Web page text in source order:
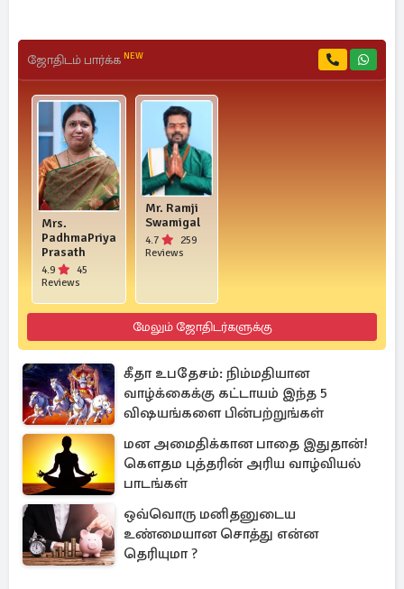
ஜோதிடம் பார்க்க NEW
Mrs.
PadhmaPriya
Prasath
4.9
45
Reviews
Mr. Ramji
Swamigal
4.7
259
Reviews
மேலும் ஜோதிடர்களுக்கு
கீதா உபதேசம்: நிம்மதியான
வாழ்க்கைக்கு கட்டாயம் இந்த 5
விஷயங்களை பின்பற்றுங்கள்
மன அமைதிக்கான பாதை இதுதான்!
கௌதம புத்தரின் அரிய வாழ்வியல்
பாடங்கள்
ஒவ்வொரு மனிதனுடைய
உண்மையான சொத்து என்ன
தெரியுமா ?